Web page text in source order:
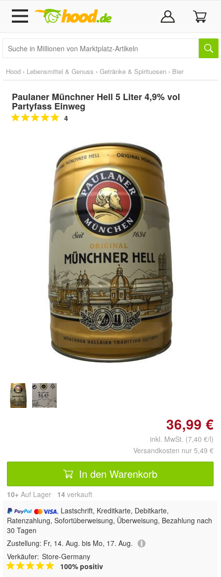
Hood › Lebensmittel & Genuss › Getränke & Spirituosen › Bier
Paulaner Münchner Hell 5 Liter 4,9% vol
Partyfass Einweg
4
Doppelt antippen zum
vergrößern
36,99 €
inkl. MwSt. (7,40 €/l)
Versandkosten nur 5,49 €
In den Warenkorb
10+ Auf Lager 14 verkauft
, Lastschrift, Kreditkarte, Debitkarte,
Ratenzahlung, Sofortüberweisung, Überweisung, Bezahlung nach
30 Tagen
Zustellung: Fr, 14. Aug. bis Mo, 17. Aug.
Verkäufer: Store-Germany
100% positiv